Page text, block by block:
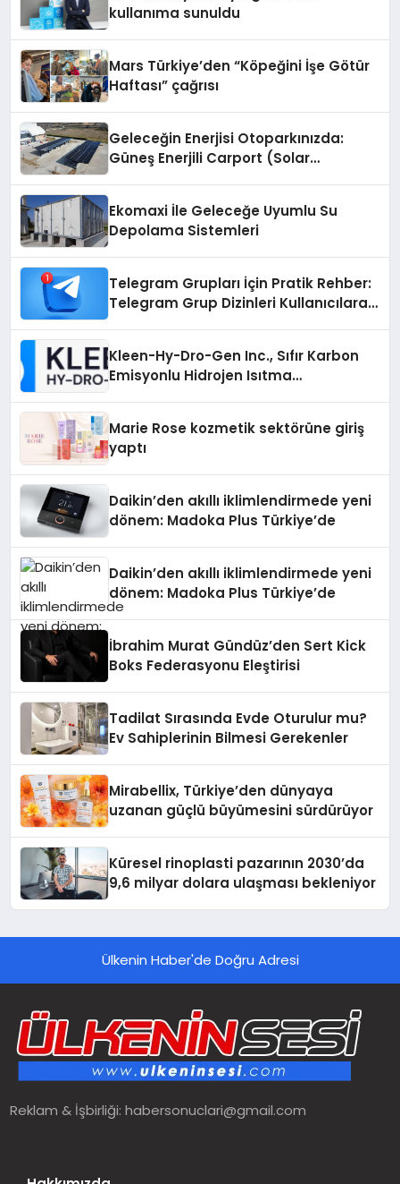
kullanıma sunuldu
Mars Türkiye’den “Köpeğini İşe Götür
Haftası” çağrısı
Geleceğin Enerjisi Otoparkınızda:
Güneş Enerjili Carport (Solar
Ekomaxi İle Geleceğe Uyumlu Su
Depolama Sistemleri
Telegram Grupları İçin Pratik Rehber:
Telegram Grup Dizinleri Kullanıcılara
Kleen-Hy-Dro-Gen Inc., Sıfır Karbon
Emisyonlu Hidrojen Isıtma
Marie Rose kozmetik sektörüne giriş
yaptı
Daikin’den akıllı iklimlendirmede yeni
dönem: Madoka Plus Türkiye’de
Daikin’den akıllı iklimlendirmede yeni
dönem: Madoka Plus Türkiye’de
İbrahim Murat Gündüz’den Sert Kick
Boks Federasyonu Eleştirisi
Tadilat Sırasında Evde Oturulur mu?
Ev Sahiplerinin Bilmesi Gerekenler
Mirabellix, Türkiye’den dünyaya
uzanan güçlü büyümesini sürdürüyor
Küresel rinoplasti pazarının 2030’da
9,6 milyar dolara ulaşması bekleniyor
Ülkenin Haber'de Doğru Adresi
Reklam & İşbirliği:habersonuclari@gmail.com